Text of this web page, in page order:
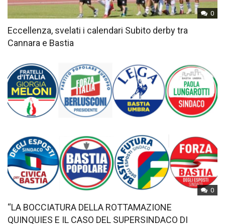
0
Eccellenza, svelati i calendari Subito derby tra
Cannara e Bastia
0
“LA BOCCIATURA DELLA ROTTAMAZIONE
QUINQUIES E IL CASO DEL SUPERSINDACO DI